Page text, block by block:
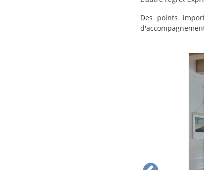
Des points